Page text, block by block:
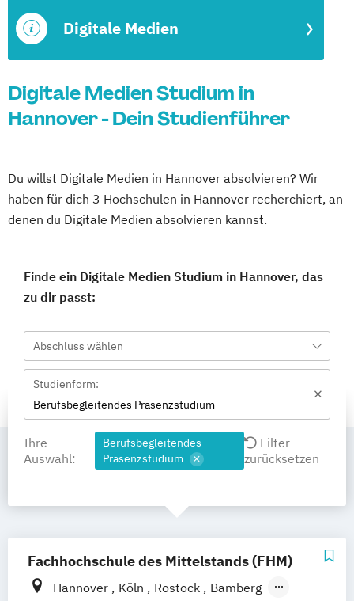
Digitale Medien
Digitale Medien Studium in
Hannover - Dein Studienführer
Du willst Digitale Medien in Hannover absolvieren? Wir
haben für dich 3 Hochschulen in Hannover recherchiert, an
denen du Digitale Medien absolvieren kannst.
Finde ein Digitale Medien Studium in Hannover, das
zu dir passt:
Abschluss wählen
Studienform:
Berufsbegleitendes Präsenzstudium
Ihre
Auswahl:
Berufsbegleitendes
Präsenzstudium
Filter
zurücksetzen
Fachhochschule des Mittelstands (FHM)
Hannover Köln Rostock
Bamberg